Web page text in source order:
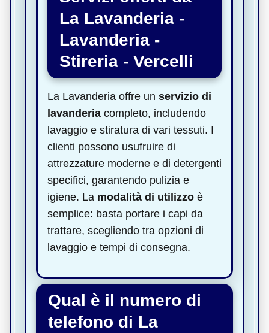
La Lavanderia -
Lavanderia -
Stireria - Vercelli
La Lavanderia offre un servizio di
lavanderia completo, includendo
lavaggio e stiratura di vari tessuti. I
clienti possono usufruire di
attrezzature moderne e di detergenti
specifici, garantendo pulizia e
igiene. La modalità di utilizzo è
semplice: basta portare i capi da
trattare, scegliendo tra opzioni di
lavaggio e tempi di consegna.
Qual è il numero di
telefono di La